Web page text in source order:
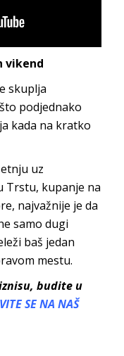
vikend
skuplja
podjednako
kada na kratko
uz
Trstu, kupanje na
najvažnije je da
samo dugi
baš jedan
mestu.
budite u
SE NA NAŠ